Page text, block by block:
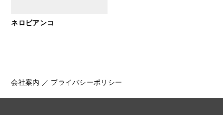
ネロビアンコ
会社案内 ／ プライバシーポリシー